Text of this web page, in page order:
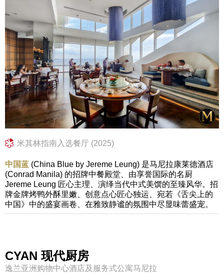
米其林指南入选餐厅 (2025)
中国蓝 (China Blue by Jereme Leung) 是马尼拉康莱德酒店
(Conrad Manila) 的招牌中餐殿堂、由享誉国际的名厨
Jereme Leung 匠心主理、演绎当代中式美馔的至臻风华。招
牌金牌烤鸭外酥里嫩、创意点心匠心独运、宛若《舌尖上的
中国》中的盛宴画卷、在雅致静谧的氛围中尽显味蕾盛宠。
CYAN 现代厨房
逸兰亚洲购物中心酒店及服务式公寓马尼拉